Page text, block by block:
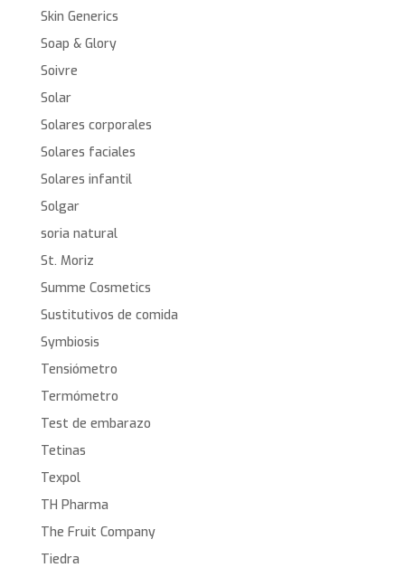
Skin Generics
Soap & Glory
Soivre
Solar
Solares corporales
Solares faciales
Solares infantil
Solgar
soria natural
St. Moriz
Summe Cosmetics
Sustitutivos de comida
Symbiosis
Tensiómetro
Termómetro
Test de embarazo
Tetinas
Texpol
TH Pharma
The Fruit Company
Tiedra